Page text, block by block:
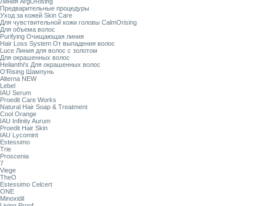
Предварительные процедуры
Уход за кожей Skin Care
Для чувствительной кожи головы CalmOrising
Для объема волос
Purifying Очищающая линия
Hair Loss System От выпадения волос
Luce Линия для волос с золотом
Для окрашенных волос
Helianthi's Для окрашенных волос
O’Rising Шампунь
Alterna NEW
Lebel
IAU Serum
Proedit Care Works
Natural Hair Soap & Treatment
Cool Orange
IAU Infinity Aurum
Proedit Hair Skin
IAU Lycomint
Estessimo
Trie
Proscenia
7
Viege
TheO
Estessimo Celcert
ONE
Minoxidil